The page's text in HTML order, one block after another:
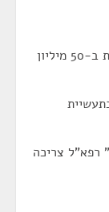
נמסר לנו שהוצאות רפא"ל על "לשם" מסתכמות ב-50 מיליון
50 מיליון בתעשיית
רפא"ל צריכה